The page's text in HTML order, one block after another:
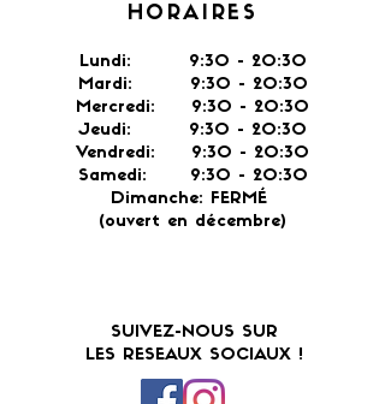
HORAIRES
Lundi: 9:30 - 20:30
Mardi: 9:30 - 20:30
Mercredi: 9:30 - 20:30
Jeudi: 9:30 - 20:30
Vendredi: 9:30 - 20:30
Samedi: 9:30 - 20:30
Dimanche: FERMÉ
(ouvert en décembre)
SUIVEZ-NOUS SUR
LES RESEAUX SOCIAUX !